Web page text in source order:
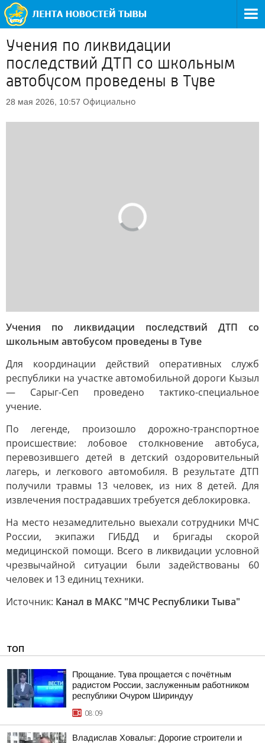
Учения по ликвидации
последствий ДТП со школьным
автобусом проведены в Туве
28 мая 2026, 10:57 Официально
Учения по ликвидации последствий ДТП со
школьным автобусом проведены в Туве
Для координации действий оперативных служб
республики на участке автомобильной дороги Кызыл
— Сарыг-Сеп проведено тактико-специальное
учение.
По легенде, произошло дорожно-транспортное
происшествие: лобовое столкновение автобуса,
перевозившего детей в детский оздоровительный
лагерь, и легкового автомобиля. В результате ДТП
получили травмы 13 человек, из них 8 детей. Для
извлечения пострадавших требуется деблокировка.
На место незамедлительно выехали сотрудники МЧС
России, экипажи ГИБДД и бригады скорой
медицинской помощи. Всего в ликвидации условной
чрезвычайной ситуации были задействованы 60
человек и 13 единиц техники.
Источник: Канал в МАКС "МЧС Республики Тыва"
ТОП
Прощание. Тува прощается с почётным
радистом России, заслуженным работником
республики Очуром Шириндуу
08:09
Владислав Ховалыг: Дорогие строители и